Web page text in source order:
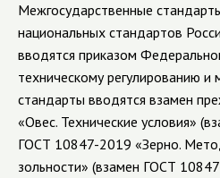
Межгосударственные
национальных стандартов
вводятся приказом
техническому регулированию и
стандарты вводятся взамен
«Овес. Технические условия»
ГОСТ 10847-2019 «Зерно.
зольности» (взамен ГОСТ